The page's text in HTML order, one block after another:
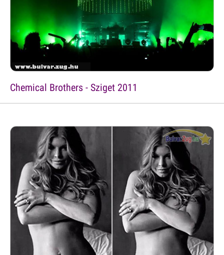
Chemical Brothers - Sziget 2011